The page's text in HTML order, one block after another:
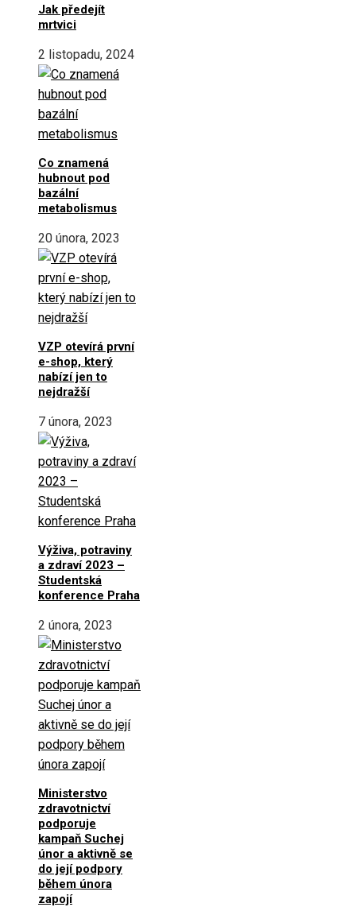
Jak předejít
mrtvici
2 listopadu, 2024
Co znamená
hubnout pod
bazální
metabolismus
20 února, 2023
VZP otevírá první
e-shop, který
nabízí jen to
nejdražší
7 února, 2023
Výživa, potraviny
a zdraví 2023 –
Studentská
konference Praha
2 února, 2023
Ministerstvo
zdravotnictví
podporuje
kampaň Suchej
únor a aktivně se
do její podpory
během února
zapojí